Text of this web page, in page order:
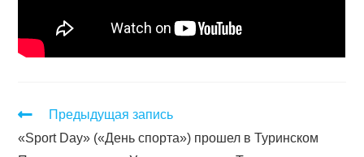
Предыдущая запись
«Sport Day» («День спорта») прошел в Туринском